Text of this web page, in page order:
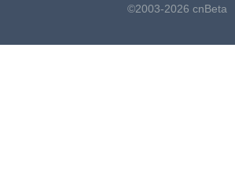
©2003-2026 cnBeta